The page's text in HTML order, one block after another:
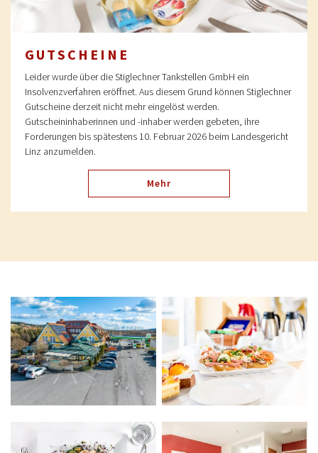
GUTSCHEINE
Leider wurde über die Stiglechner Tankstellen GmbH ein
Insolvenzverfahren eröffnet. Aus diesem Grund können Stiglechner
Gutscheine derzeit nicht mehr eingelöst werden.
Gutscheininhaberinnen und -inhaber werden gebeten, ihre
Forderungen bis spätestens 10. Februar 2026 beim Landesgericht
Linz anzumelden.
Mehr